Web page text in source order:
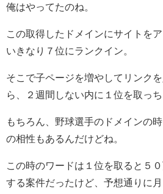
俺はやってたのね。
この取得したドメインにサイトを
いきなり７位にランクイン。
そこで子ページを増やしてリンク
ら、２週間しない内に１位を取っち
もちろん、野球選手のドメインの
の相性もあるんだけどね。
この時のワードは１位を取ると５
する案件だったけど、予想通りに